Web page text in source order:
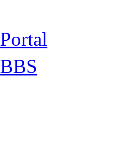
Portal
BBS